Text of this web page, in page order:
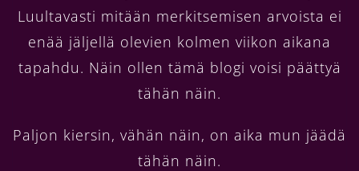
Luultavasti mitään merkitsemisen arvoista ei
enää jäljellä olevien kolmen viikon aikana
tapahdu. Näin ollen tämä blogi voisi päättyä
tähän näin.
Paljon kiersin, vähän näin, on aika mun jäädä
tähän näin.